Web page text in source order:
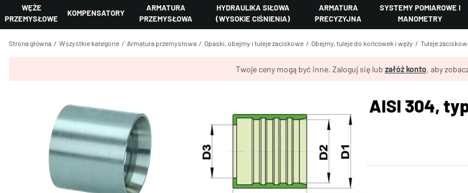
WĘŻE
PRZEMYSŁOWE
KOMPENSATORY
ARMATURA
PRZEMYSŁOWA
HYDRAULIKA SIŁOWA
(WYSOKIE CIŚNIENIA)
ARMATURA
PRECYZYJNA
SYSTEMY POMIAROWE I
MANOMETRY
Strona główna Wszystkie kategorie Armatura przemysłowa Opaski, obejmy i tuleje zaciskowe Obejmy, tuleje do końcówek i węży Tuleje
Twoje ceny mogą być inne. Zaloguj się lub załóż konto, aby
Tuleja zaciskowa, stal AISI 304,
Materiał:
Lista wariantów produktu